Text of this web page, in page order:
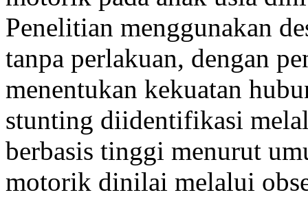
Penelitian menggunakan
tanpa perlakuan, dengan
menentukan kekuatan
stunting diidentifikasi
berbasis tinggi menurut
motorik dinilai melalui